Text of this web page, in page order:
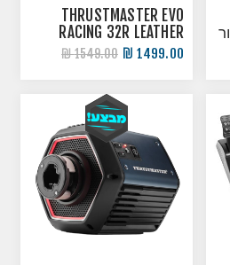
THRUSTMASTER EVO
RACING 32R LEATHER
הגה
1499.00 ₪
1549.00 ₪